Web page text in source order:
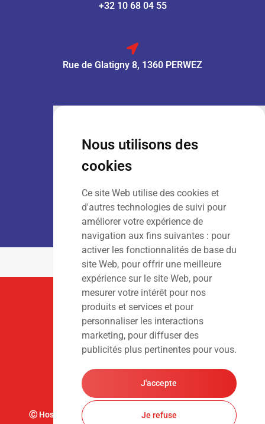
Nous utilisons des
cookies
Ce site Web utilise des cookies et
d'autres technologies de suivi pour
améliorer votre expérience de
navigation aux fins suivantes : pour
activer les fonctionnalités de base du
site Web, pour offrir une meilleure
expérience sur le site Web, pour
mesurer votre intérêt pour nos
produits et services et pour
personnaliser les interactions
marketing, pour diffuser des
publicités plus pertinentes pour vous.
J'accepte
Je refuse
+32 10 68 04 55
Rue de Glatigny 8, 1360 PERWEZ
: 9h00 – 13h00
Dim: Fermé
LOCATION :
Lun – Ven: 7h00 – 18h00
Sam – Dim
: Fermé
Suivez-Nous
Ⓒ Hoslet Frédéric S.A. Tous droits réservés. Design par